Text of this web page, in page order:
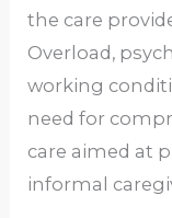
the care
Overload,
working
need for
care aimed at
informal